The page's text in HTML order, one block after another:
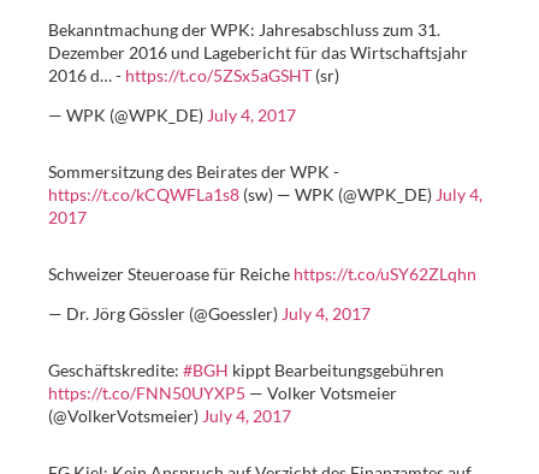
Bekanntmachung der WPK: Jahresabschluss zum 31.
Dezember 2016 und Lagebericht für das Wirtschaftsjahr
2016 d… - https://t.co/5ZSx5aGSHT (sr)
— WPK (@WPK_DE) July 4, 2017
Sommersitzung des Beirates der WPK -
https://t.co/kCQWFLa1s8 (sw) — WPK (@WPK_DE) July 4,
2017
Schweizer Steueroase für Reiche https://t.co/uSY62ZLqhn
— Dr. Jörg Gössler (@Goessler) July 4, 2017
Geschäftskredite: #BGH kippt Bearbeitungsgebühren
https://t.co/FNN50UYXP5 — Volker Votsmeier
(@VolkerVotsmeier) July 4, 2017